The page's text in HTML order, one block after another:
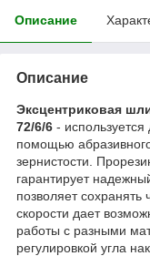
Описание
Описание
Эксцентриковая
72/6/6 -
помощью
зернистости.
гарантирует
позволяет сохранять
скорости дает
работы с разными
регулировкой угла